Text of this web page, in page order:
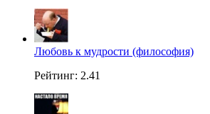
Любовь к мудрости (философия)
Рейтинг: 2.41